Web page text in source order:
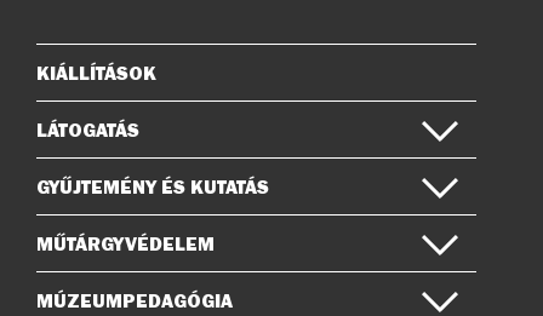
Oldaltérkép
KIÁLLÍTÁSOK
LÁTOGATÁS
GYŰJTEMÉNY ÉS KUTATÁS
MŰTÁRGYVÉDELEM
MÚZEUMPEDAGÓGIA